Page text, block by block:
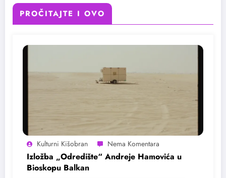
PROČITAJTE I OVO
Kulturni Kišobran
Izložba „Odredište“ Andreje Hamovića u
Bioskopu Balkan